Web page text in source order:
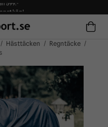
köp!
599:-
köp!
/ Hästtäcken / Regntäcke /